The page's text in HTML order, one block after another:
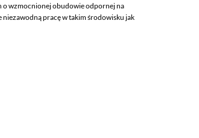
wzmocnionej obudowie odpornej na
pracę w takim środowisku jak